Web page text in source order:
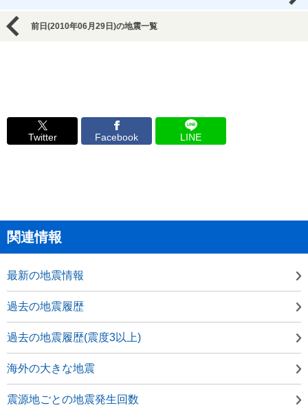
前日(2010年06月29日)の地震一覧
Twitter Facebook LINE
関連情報
最新の地震情報
過去の地震履歴
過去の地震履歴(震度3以上)
海外の大きな地震
震源地ごとの地震発生回数